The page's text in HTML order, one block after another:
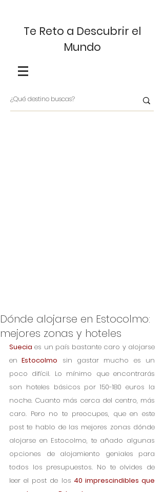
Te Reto a Descubrir el
Mundo
Dónde alojarse en Estocolmo:
mejores zonas y hoteles
Suecia es un país bastante caro y alojarse
en Estocolmo sin gastar mucho es un
poco difícil. Lo mínimo que encontrarás
son hoteles básicos por 150-180 euros la
noche. Cuanto más cerca del centro, más
caro. Pero no te preocupes, que en este
post te hablo de las mejores zonas dónde
alojarse en Estocolmo, te añado algunas
opciones de alojamiento geniales para
todos los presupuestos. No te olvides de
leer el post de los 40 imprescindibles que